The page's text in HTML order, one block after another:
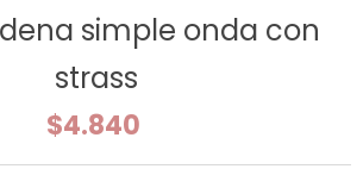
simple onda con
strass
$4.840